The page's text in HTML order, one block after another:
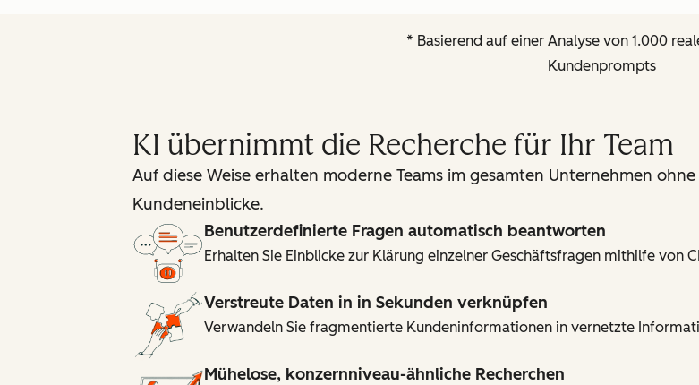
* Basierend auf einer Analyse von 1.000
Kundenprompts
KI übernimmt die Recherche für Ihr Team
Auf diese Weise erhalten moderne Teams im gesamten Unternehmen
Kundeneinblicke.
Benutzerdefinierte Fragen automatisch beantworten
Erhalten Sie Einblicke zur Klärung einzelner Geschäftsfragen mithilfe von
Verstreute Daten in in Sekunden verknüpfen
Verwandeln Sie fragmentierte Kundeninformationen in vernetzte
Mühelose, konzernniveau-ähnliche Recherchen